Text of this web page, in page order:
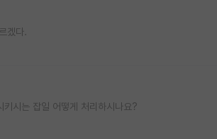
겠다.
키시는 잡일 어떻게 처리하시나요?